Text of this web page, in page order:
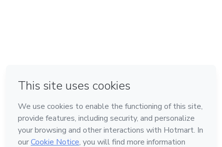
Feito com ❤ em Bogotá
Conheça a Hotmart